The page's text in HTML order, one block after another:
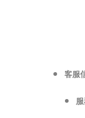
客服